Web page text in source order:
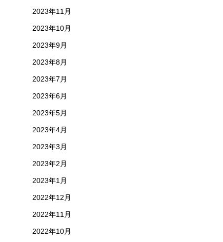
2023年11月
2023年10月
2023年9月
2023年8月
2023年7月
2023年6月
2023年5月
2023年4月
2023年3月
2023年2月
2023年1月
2022年12月
2022年11月
2022年10月